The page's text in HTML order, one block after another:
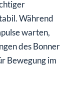
Aktie
Während
warten,
des Bonner
Bewegung im